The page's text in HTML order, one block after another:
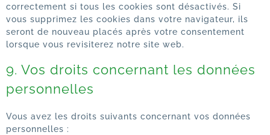
correctement si tous les cookies sont désactivés. Si
vous supprimez les cookies dans votre navigateur, ils
seront de nouveau placés après votre consentement
lorsque vous revisiterez notre site web.
9. Vos droits concernant les données
personnelles
Vous avez les droits suivants concernant vos données
personnelles :